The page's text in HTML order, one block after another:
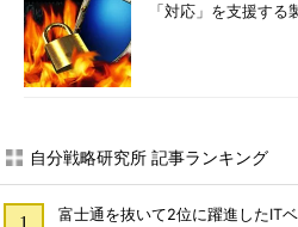
「対応」を支援する
自分戦略研究所 記事ランキング
富士通を抜いて2位に躍進したIT